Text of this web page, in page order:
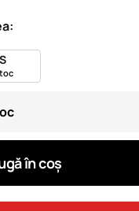
în coș